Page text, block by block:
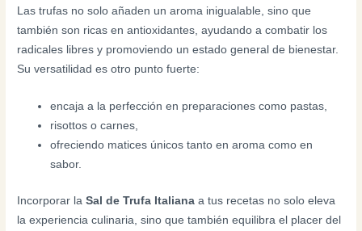
Las trufas no solo añaden un aroma inigualable, sino que
también son ricas en antioxidantes, ayudando a combatir los
radicales libres y promoviendo un estado general de bienestar.
Su versatilidad es otro punto fuerte:
encaja a la perfección en preparaciones como pastas,
risottos o carnes,
ofreciendo matices únicos tanto en aroma como en
sabor.
Incorporar laSal de Trufa Italiana a tus recetas no solo eleva
la experiencia culinaria, sino que también equilibra el placer del